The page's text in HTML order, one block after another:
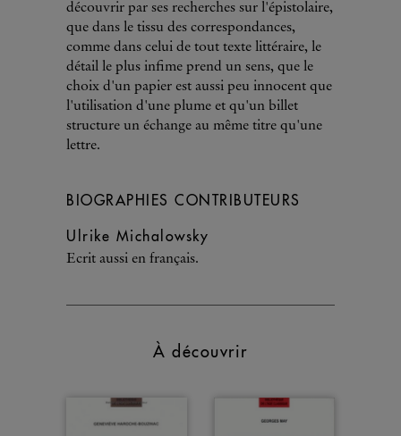
découvrir par ses recherches sur l'épistolaire,
que dans le tissu des correspondances,
comme dans celui de tout texte littéraire, le
détail le plus infime prend un sens, que le
choix d'un papier est aussi peu innocent que
l'utilisation d'une plume et qu'un billet
structure un échange au même titre qu'une
lettre.
BIOGRAPHIES CONTRIBUTEURS
Ulrike Michalowsky
Ecrit aussi en français.
À découvrir